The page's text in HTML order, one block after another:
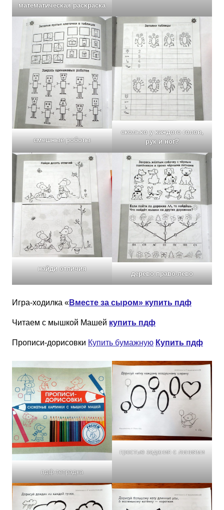
математическая раскраска
смешные роботы
сколько у каждого голов,
рук и ног?
найди отличия
дерево право-лево
Игра-ходилка «Вместе за сыром» купить пдф
Читаем с мышкой Машей купить пдф
Прописи-дорисовки Купить бумажную Купить пдф
пдф-тетрадка
простые задания с линиями